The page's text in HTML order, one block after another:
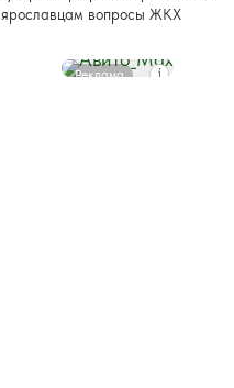
ярославцам вопросы ЖКХ
Реклама